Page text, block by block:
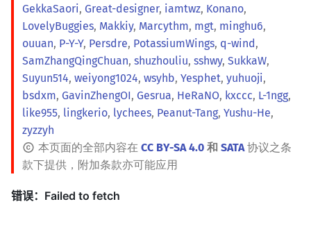
GekkaSaori, Great-designer, iamtwz, Konano,
LovelyBuggies, Makkiy, Marcythm, mgt, minghu6,
ouuan, P-Y-Y, Persdre, PotassiumWings, q-wind,
SamZhangQingChuan, shuzhouliu, sshwy, SukkaW,
Suyun514, weiyong1024, wsyhb, Yesphet, yuhuoji,
bsdxm, GavinZhengOI, Gesrua, HeRaNO, kxccc, L-1ngg,
like955, lingkerio, lychees, Peanut-Tang, Yushu-He,
zyzzyh
本页面的全部内容在 CC BY-SA 4.0 和 SATA协议之条
款下提供，附加条款亦可能应用